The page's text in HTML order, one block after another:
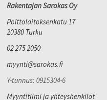
Rakentajan Sarokas Oy
Polttolaitoksenkatu 17
20380 Turku
02 275 2050
myynti@sarokas.fi
Y-tunnus: 0915304-6
Myyntitiimi ja yhteyshenkilöt